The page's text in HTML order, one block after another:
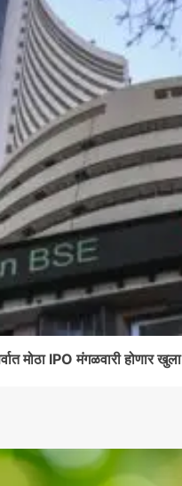
मोठा IPO मंगळवारी होणार खुला